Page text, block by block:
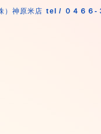
）神原米店 tel / ０４６６-